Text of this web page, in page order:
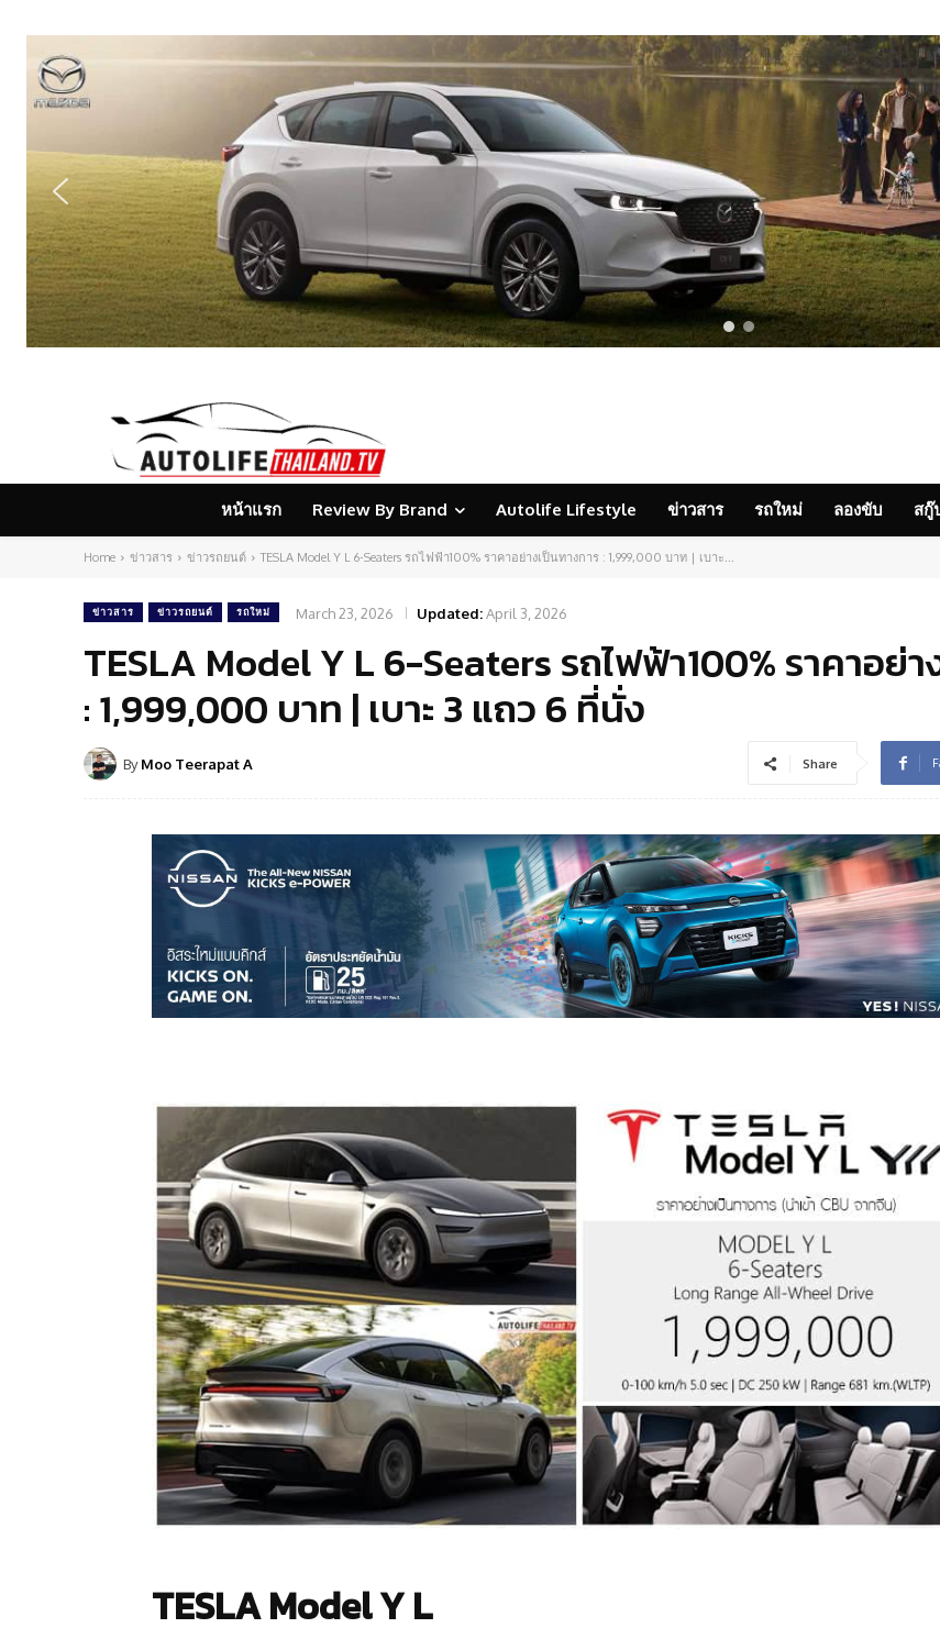
หน้าแรก Review By Brand Autolife Lifestyle ข่าวสาร รถใหม่ ลองขับ สกู๊
Home ข่าวสาร ข่าวรถยนต์ TESLA Model Y L 6-Seaters รถไฟฟ้า100% ราคาอย่างเป็นทางการ : 1,999,000 บาท | เบาะ...
ข่าวสาร ข่าวรถยนต์ รถใหม่ March 23, 2026 Updated: April 3, 2026
TESLA Model Y L 6-Seaters รถไฟฟ้า100% ราคาอย่า
: 1,999,000 บาท | เบาะ 3 แถว 6 ที่นั่ง
By Moo Teerapat A Share
TESLA Model Y L